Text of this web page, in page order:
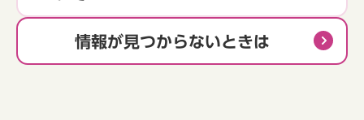
情報が見つからないときは